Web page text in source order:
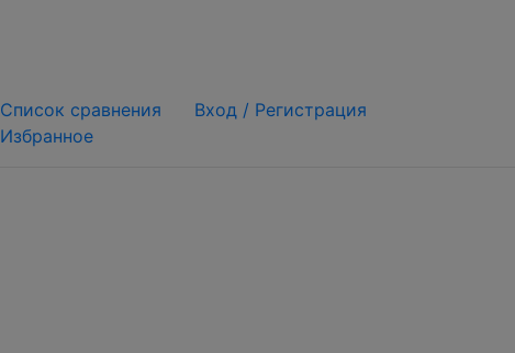
Список сравнения
Избранное
Вход / Регистрация